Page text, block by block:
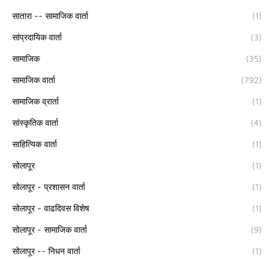
सातारा -- सामाजिक वार्ता (1)
सांप्रदायिक वार्ता (3)
सामाजिक (35)
सामाजिक वार्ता (792)
सामाजिक व्रार्ता (1)
सांस्कृतिक वार्ता (4)
साहित्यिक वार्ता (1)
सोलापूर (1)
सोलापूर - प्रशासन वार्ता (1)
सोलापूर - वाढदिवस विशेष (1)
सोलापूर - सामाजिक वार्ता (9)
सोलापूर -- निधन वार्ता (1)